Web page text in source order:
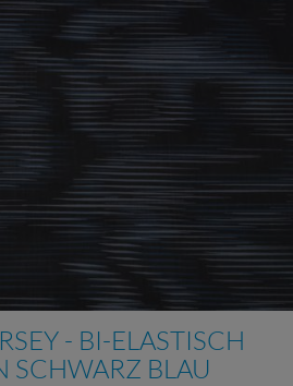
- BI-ELASTISCH
SCHWARZ BLAU